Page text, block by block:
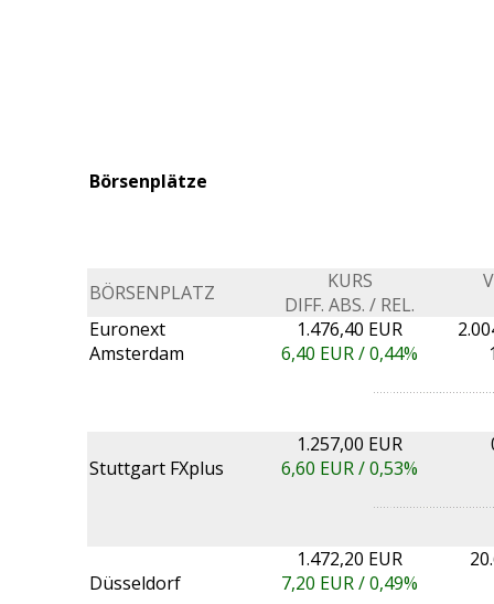
Börsenplätze
BÖRSENPLATZ
KURS
DIFF. ABS. / REL.
Euronext
Amsterdam
1.476,40 EUR
6,40 EUR /0,44%
Stuttgart FXplus
1.257,00 EUR
6,60 EUR /0,53%
Düsseldorf
1.472,20 EUR
7,20 EUR /0,49%